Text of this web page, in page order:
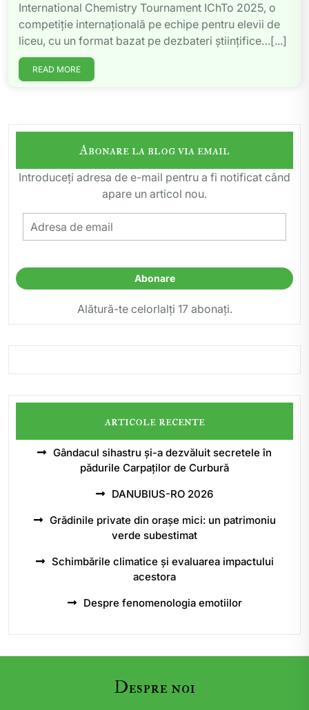
International Chemistry Tournament IChTo 2025, o
competiție internațională pe echipe pentru elevii de
liceu, cu un format bazat pe dezbateri științifice…[...]
READ MORE
Abonare la blog via email
Introduceți adresa de e-mail pentru a fi notificat când
apare un articol nou.
Adresa
de
Abonare
Alătură-te celorlalți 17 abonați.
articole recente
Gândacul sihastru și-a dezvăluit secretele în
pădurile Carpaților de Curbură
DANUBIUS-RO 2026
Grădinile private din orașe mici: un patrimoniu
verde subestimat
Schimbările climatice și evaluarea impactului
acestora
Despre fenomenologia emotiilor
Despre noi